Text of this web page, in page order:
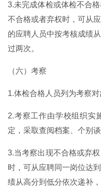
3.未完成体检或体检不合
不合格或者弃权时，可从
的应聘人员中按考核成绩
过两次。
（六）考察
1.体检合格人员列为考察对
2.考察工作由学校组织实
定，采取查阅档案、个别
3.当考察出现不合格或弃
时，可从应聘同一岗位达
绩从高分到低分依次递补